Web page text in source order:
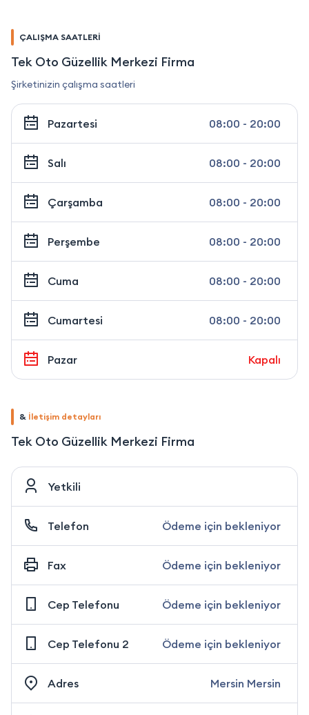
ÇALIŞMA SAATLERİ
Tek Oto Güzellik Merkezi Firma
Şirketinizin çalışma saatleri
Pazartesi 08:00 - 20:00
Salı 08:00 - 20:00
Çarşamba 08:00 - 20:00
Perşembe 08:00 - 20:00
Cuma 08:00 - 20:00
Cumartesi 08:00 - 20:00
Pazar Kapalı
& İletişim detayları
Tek Oto Güzellik Merkezi Firma
Yetkili
Telefon Ödeme için bekleniyor
Fax Ödeme için bekleniyor
Cep Telefonu Ödeme için bekleniyor
Cep Telefonu 2 Ödeme için bekleniyor
Adres Mersin Mersin